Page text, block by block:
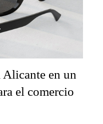
en un
el comercio